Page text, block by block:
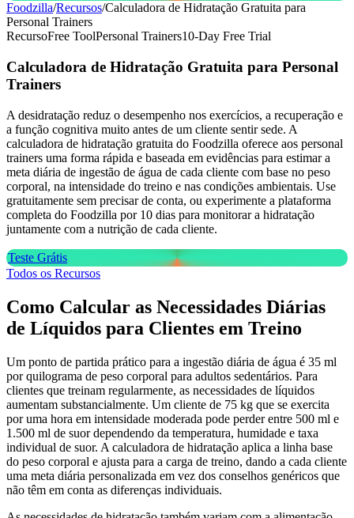
Foodzilla/Recursos/Calculadora de Hidratação Gratuita para
Personal Trainers
RecursoFree ToolPersonal Trainers10-Day Free Trial
Calculadora de Hidratação Gratuita para Personal
Trainers
A desidratação reduz o desempenho nos exercícios, a recuperação e
a função cognitiva muito antes de um cliente sentir sede. A
calculadora de hidratação gratuita do Foodzilla oferece aos personal
trainers uma forma rápida e baseada em evidências para estimar a
meta diária de ingestão de água de cada cliente com base no peso
corporal, na intensidade do treino e nas condições ambientais. Use
gratuitamente sem precisar de conta, ou experimente a plataforma
completa do Foodzilla por 10 dias para monitorar a hidratação
juntamente com a nutrição de cada cliente.
Teste Grátis
Todos os Recursos
Como Calcular as Necessidades Diárias
de Líquidos para Clientes em Treino
Um ponto de partida prático para a ingestão diária de água é 35 ml
por quilograma de peso corporal para adultos sedentários. Para
clientes que treinam regularmente, as necessidades de líquidos
aumentam substancialmente. Um cliente de 75 kg que se exercita
por uma hora em intensidade moderada pode perder entre 500 ml e
1.500 ml de suor dependendo da temperatura, humidade e taxa
individual de suor. A calculadora de hidratação aplica a linha base
do peso corporal e ajusta para a carga de treino, dando a cada cliente
uma meta diária personalizada em vez dos conselhos genéricos que
não têm em conta as diferenças individuais.